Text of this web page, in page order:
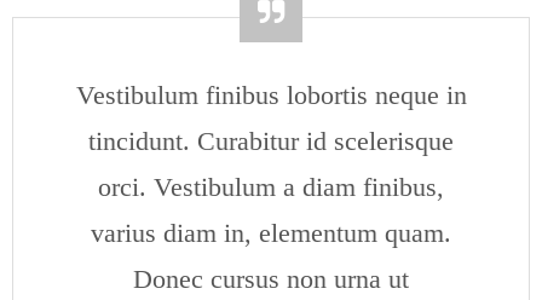
Vestibulum finibus lobortis neque in
tincidunt. Curabitur id scelerisque
orci. Vestibulum a diam finibus,
varius diam in, elementum quam.
Donec cursus non urna ut